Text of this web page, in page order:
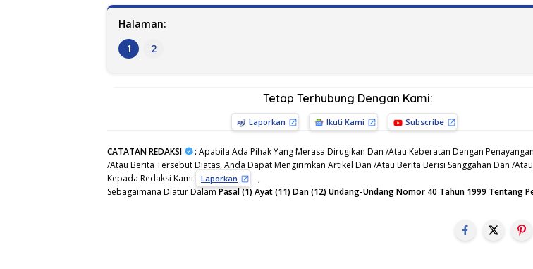
Halaman:
1
2
Tetap Terhubung Dengan Kami:
Laporkan Ikuti Kami Subscribe
CATATAN REDAKSI : Apabila Ada Pihak Yang Merasa Dirugikan Dan /Atau Keberatan Dengan
/Atau Berita Tersebut Diatas, Anda Dapat Mengirimkan Artikel Dan /Atau Berita Berisi Sanggahan Dan /
Kepada Redaksi Kami
Laporkan
,
Sebagaimana Diatur DalamPasal (1) Ayat (11) Dan (12) Undang-Undang Nomor 40 Tahun 1999 Tentang